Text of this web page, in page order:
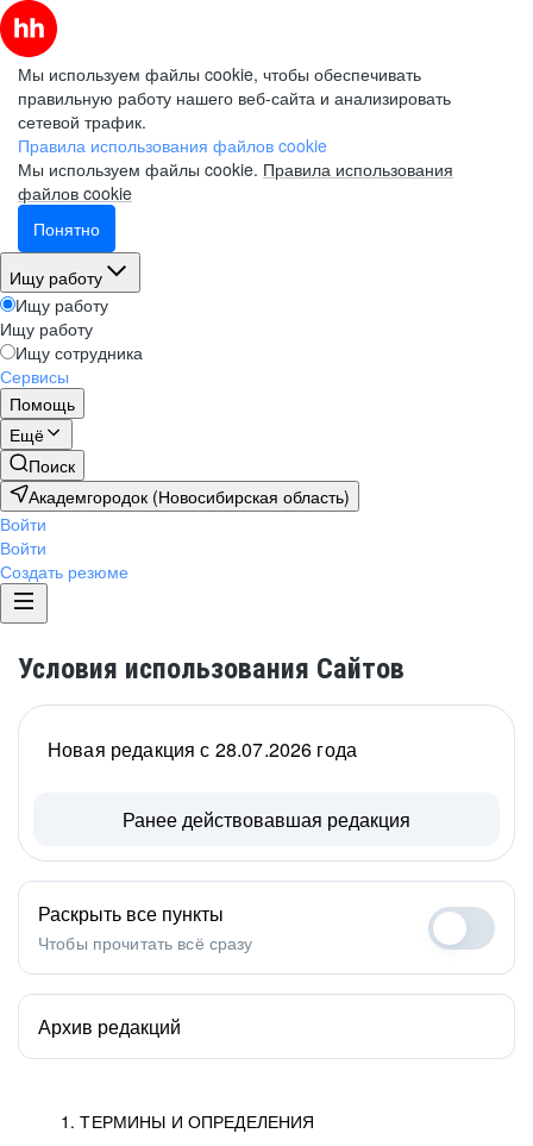
Мы используем файлы cookie, чтобы обеспечивать
правильную работу нашего веб-сайта и анализировать
сетевой трафик.
Правила использования файлов cookie
Мы используем файлы cookie. Правила использования
файлов cookie
Понятно
Ищу работу
Ищу работу
Ищу работу
Ищу сотрудника
Сервисы
Помощь
Ещё
Поиск
Академгородок (Новосибирская область)
Войти
Войти
Создать резюме
Условия использования Сайтов
1. ТЕРМИНЫ И ОПРЕДЕЛЕНИЯ
Новая редакция с 28.07.2026 года
Ранее действовавшая редакция
Раскрыть все пункты
Чтобы прочитать всё сразу
Архив редакций